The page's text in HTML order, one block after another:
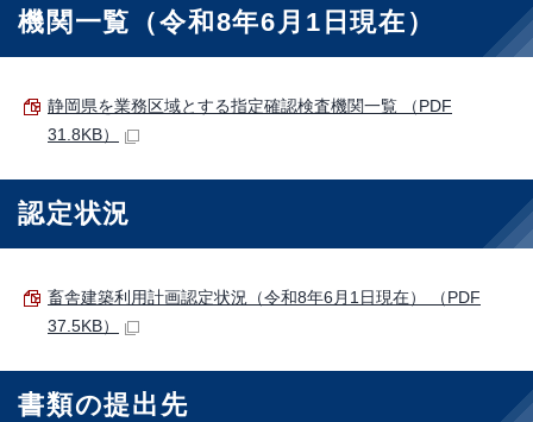
機関一覧（令和8年6月1日現在）
静岡県を業務区域とする指定確認検査機関一覧 （PDF
31.8KB）
認定状況
畜舎建築利用計画認定状況（令和8年6月1日現在） （PDF
37.5KB）
書類の提出先